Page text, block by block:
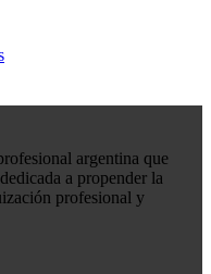
argentina que
a propender la
profesional y